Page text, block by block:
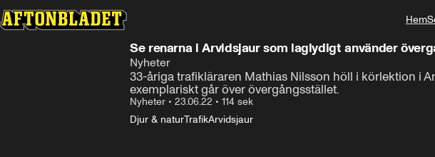
Hem
Se renarna i Arvidsjaur som laglydigt använder
Nyheter
33-åriga trafikläraren Mathias Nilsson höll i körlektion i
exemplariskt går över övergångsstället.
Nyheter • 23.06.22 • 114 sek
Djur & naturTrafikArvidsjaur